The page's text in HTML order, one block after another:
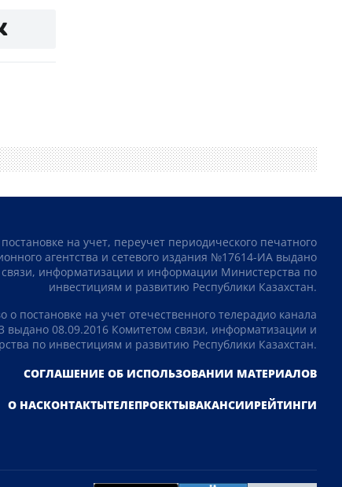
на учет, переучет периодического печатного
агентства и сетевого издания №17614-ИА выдано
связи, информатизации и информации Министерства по
инвестициям и развитию Республики Казахстан.
о постановке на учет отечественного телерадио канала
выдано 08.09.2016 Комитетом связи, информатизации и
по инвестициям и развитию Республики Казахстан.
СОГЛАШЕНИЕ ОБ ИСПОЛЬЗОВАНИИ МАТЕРИАЛОВ
О НАСКОНТАКТЫТЕЛЕПРОЕКТЫВАКАНСИИРЕЙТИНГИ